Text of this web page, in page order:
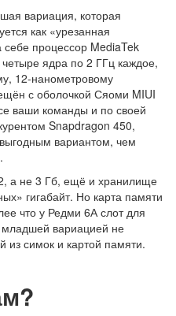
вариация, которая
как «урезанная
себе процессор MediaTek
ядра по 2 ГГц каждое,
12-нанометровому
с оболочкой Сяоми MIUI
ваши команды и по своей
Snapdragon 450,
вариантом, чем
а не 3 Гб, ещё и хранилище
гигабайт. Но карта памяти
что у Редми 6А слот для
младшей вариацией не
из симок и картой памяти.